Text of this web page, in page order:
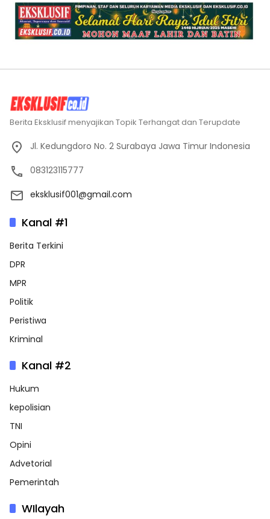
Berita Eksklusif menyajikan Topik Terhangat dan Terupdate
Jl. Kedungdoro No. 2 Surabaya Jawa Timur Indonesia
083123115777
eksklusif001@gmail.com
Kanal #1
Berita Terkini
DPR
MPR
Politik
Peristiwa
Kriminal
Kanal #2
Hukum
kepolisian
TNI
Opini
Advetorial
Pemerintah
WIlayah